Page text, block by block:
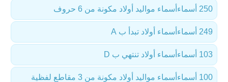
أسماء مواليد أولاد مكونة من 6 حروف 250 أسماء
أسماء أولاد تبدأ ب A 249 أسماء
أسماء أولاد تنتهي ب D 103 أسماء
أسماء مواليد أولاد مكونة من 3 مقاطع لفظية 100 أسماء